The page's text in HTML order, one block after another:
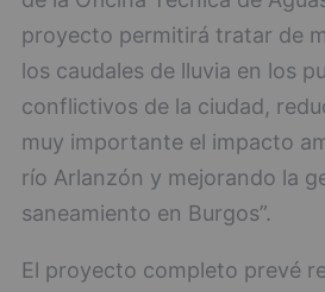
proyecto permitirá tratar de
los caudales de lluvia en los
conflictivos de la ciudad,
muy importante el impacto
río Arlanzón y mejorando la
saneamiento en Burgos”.
El proyecto completo prevé